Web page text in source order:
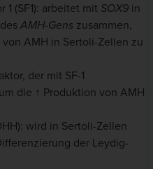
(SF1): arbeitet mit SOX9 in
AMH-Gens zusammen,
AMH in Sertoli-Zellen zu
der mit SF-1
die ↑ Produktion von AMH
wird in Sertoli-Zellen
der Leydig-